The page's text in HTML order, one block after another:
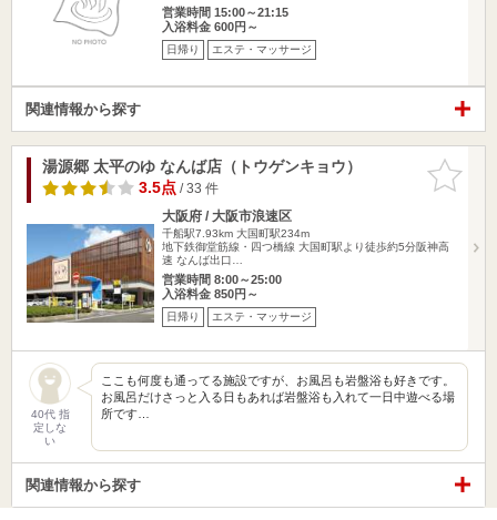
営業時間 15:00～21:15
入浴料金 600円～
日帰り エステ・マッサージ
関連情報から探す
お気に入
りに追加
湯源郷 太平のゆ なんば店（トウゲンキョウ）
3.5点/ 33 件
大阪府 / 大阪市浪速区
千船駅7.93km 大国町駅234m
地下鉄御堂筋線・四つ橋線 大国町駅より徒歩約5分阪神高
速 なんば出口…
営業時間 8:00～25:00
入浴料金 850円～
日帰り エステ・マッサージ
40代 指
定しな
い
ここも何度も通ってる施設ですが、お風呂も岩盤浴も好きです。
お風呂だけさっと入る日もあれば岩盤浴も入れて一日中遊べる場
所です…
関連情報から探す